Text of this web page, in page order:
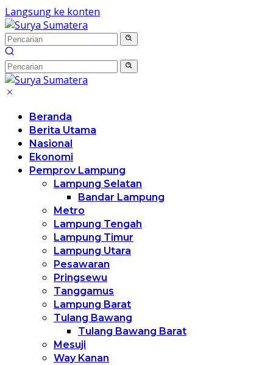
Langsung ke konten
Beranda
Berita Utama
Nasional
Ekonomi
Pemprov Lampung
Lampung Selatan
Bandar Lampung
Metro
Lampung Tengah
Lampung Timur
Lampung Utara
Pesawaran
Pringsewu
Tanggamus
Lampung Barat
Tulang Bawang
Tulang Bawang Barat
Mesuji
Way Kanan